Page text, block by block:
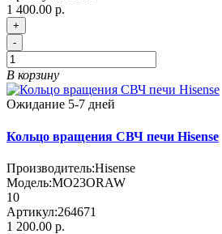
1 400.00 р.
+
-
В корзину
Ожидание 5-7 дней
Кольцо вращения СВЧ печи Hisense
Производитель:Hisense
Модель:MO23ORAW
10
Артикул:264671
1 200.00 р.